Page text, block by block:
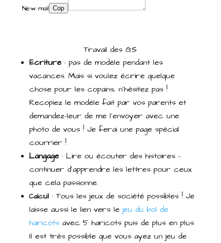
New mail Cop
Travail des GS
Ecriture: pas de modèle pendant les
vacances. Mais si voulez écrire quelque
chose pour les copains, n’hésitez pas !
Recopiez le modèle fait par vos parents et
demandez-leur de me l’envoyer avec une
photo de vous ! Je ferai une page spécial
courrier !
Langage: Lire ou écouter des histoires –
continuer d’apprendre les lettres pour ceux
que cela passionne.
Calcul: Tous les jeux de société possibles ! Je
laisse aussi le lien vers le jeu du bol de
haricotsavec 5 haricots puis de plus en plus.
Il est très possible que vous ayez un jeu de